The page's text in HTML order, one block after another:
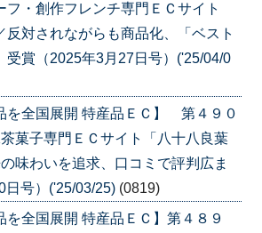
・創作フレンチ専門ＥＣサイト
反対されながらも商品化、「ベスト
受賞（2025年3月27日号）('25/04/0
を全国展開 特産品ＥＣ】 第４９０
菓子専門ＥＣサイト「八十八良葉
味わいを追求、口コミで評判広ま
日号）('25/03/25) (0819)
を全国展開 特産品ＥＣ】第４８９